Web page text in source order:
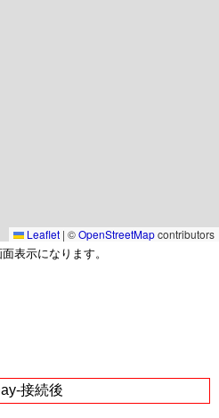
Leaflet | ©OpenStreetMapcontributors
表示になります。
接続後